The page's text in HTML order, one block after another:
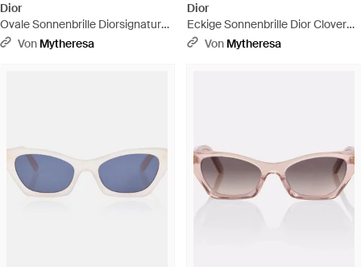
Dior
Ovale Sonnenbrille Diorsignature
B8U - Braun
Von Mytheresa
Dior
Eckige Sonnenbrille Dior Clover
S1U - Braun
Von Mytheresa